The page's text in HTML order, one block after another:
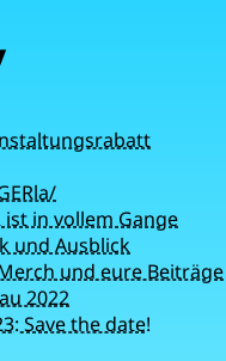
ist in vollem Gange
und Ausblick
und eure Beiträge
2022
Save the date!